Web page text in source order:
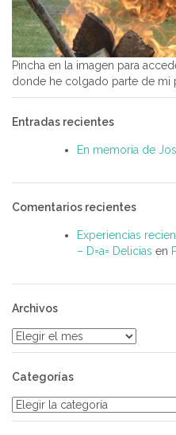
Pincha en la imagen para
donde he colgado parte de mi
Entradas recientes
En memoria de
Comentarios recientes
Experiencias
– D=a= Delicias en
Archivos
Archivos
Categorías
Categorías